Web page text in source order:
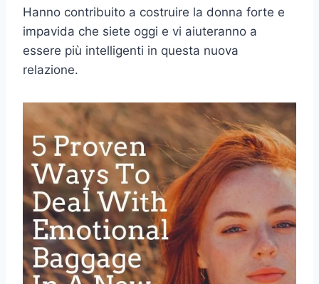
Hanno contribuito a costruire la donna forte e
impavida che siete oggi e vi aiuteranno a
essere più intelligenti in questa nuova
relazione.